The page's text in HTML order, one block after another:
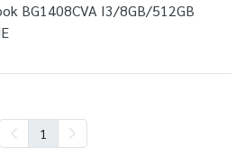
BG1408CVA I3/8GB/512GB
1